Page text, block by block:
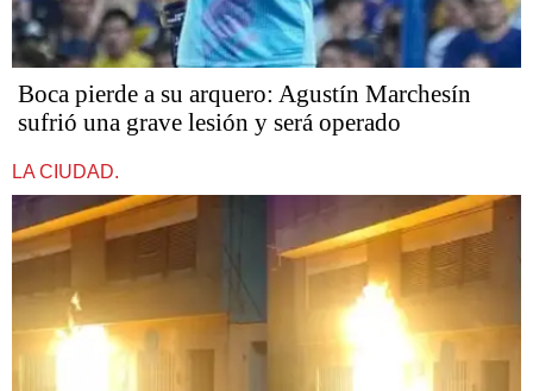
Boca pierde a su arquero: Agustín Marchesín
sufrió una grave lesión y será operado
LA CIUDAD.